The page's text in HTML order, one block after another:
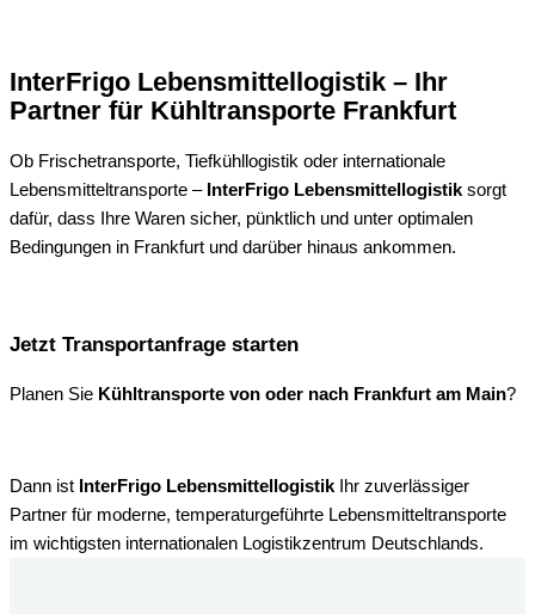
InterFrigo Lebensmittellogistik – Ihr
Partner für Kühltransporte Frankfurt
Ob Frischetransporte, Tiefkühllogistik oder internationale
Lebensmitteltransporte – InterFrigo Lebensmittellogistik sorgt
dafür, dass Ihre Waren sicher, pünktlich und unter optimalen
Bedingungen in Frankfurt und darüber hinaus ankommen.
Jetzt Transportanfrage starten
Planen Sie Kühltransporte von oder nach Frankfurt am Main?
Dann ist InterFrigo LebensmittellogistikIhr zuverlässiger
Partner für moderne, temperaturgeführte Lebensmitteltransporte
im wichtigsten internationalen Logistikzentrum Deutschlands.